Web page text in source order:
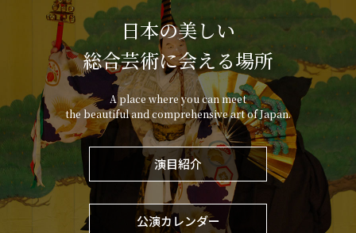
日本の美しい
総合芸術に会える場所
A place where you can meet
the beautiful and comprehensive art of Japan.
演目紹介
公演カレンダー